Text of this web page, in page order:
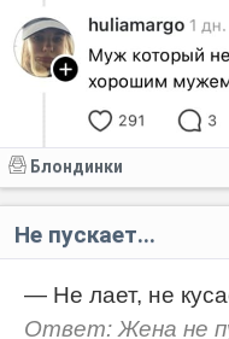
Блондинки
Не пускает...
— Не лает, не
Ответ: Жена не